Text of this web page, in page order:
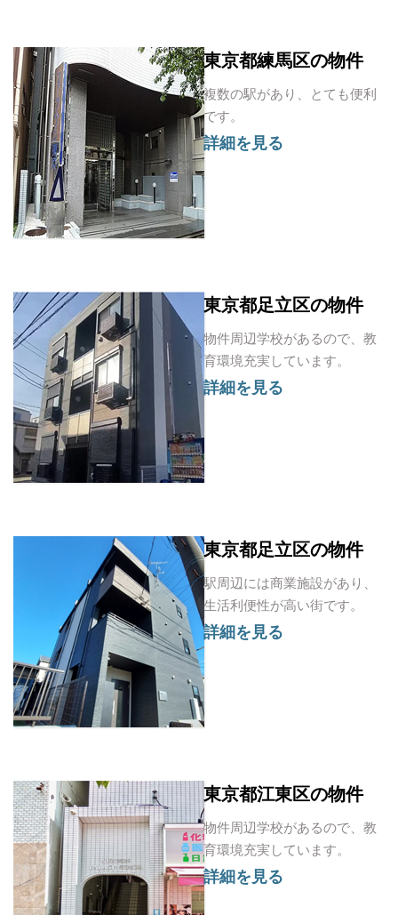
東京都練馬区の物件
複数の駅があり、とても便利
です。
詳細を見る
東京都足立区の物件
物件周辺学校があるので、教
育環境充実しています。
詳細を見る
東京都足立区の物件
駅周辺には商業施設があり、
生活利便性が高い街です。
詳細を見る
東京都江東区の物件
物件周辺学校があるので、教
育環境充実しています。
詳細を見る